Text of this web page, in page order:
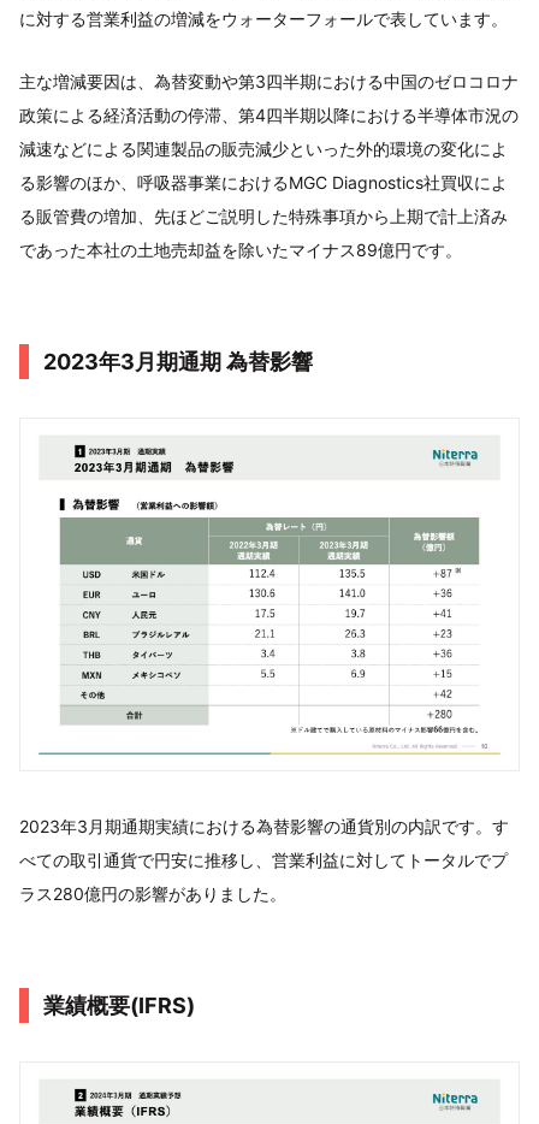
に対する営業利益の増減をウォーターフォールで表しています。
主な増減要因は、為替変動や第3四半期における中国のゼロコロナ
政策による経済活動の停滞、第4四半期以降における半導体市況の
減速などによる関連製品の販売減少といった外的環境の変化によ
る影響のほか、呼吸器事業におけるMGC Diagnostics社買収によ
る販管費の増加、先ほどご説明した特殊事項から上期で計上済み
であった本社の土地売却益を除いたマイナス89億円です。
2023年3月期通期 為替影響
2023年3月期通期実績における為替影響の通貨別の内訳です。す
べての取引通貨で円安に推移し、営業利益に対してトータルでプ
ラス280億円の影響がありました。
業績概要(IFRS)